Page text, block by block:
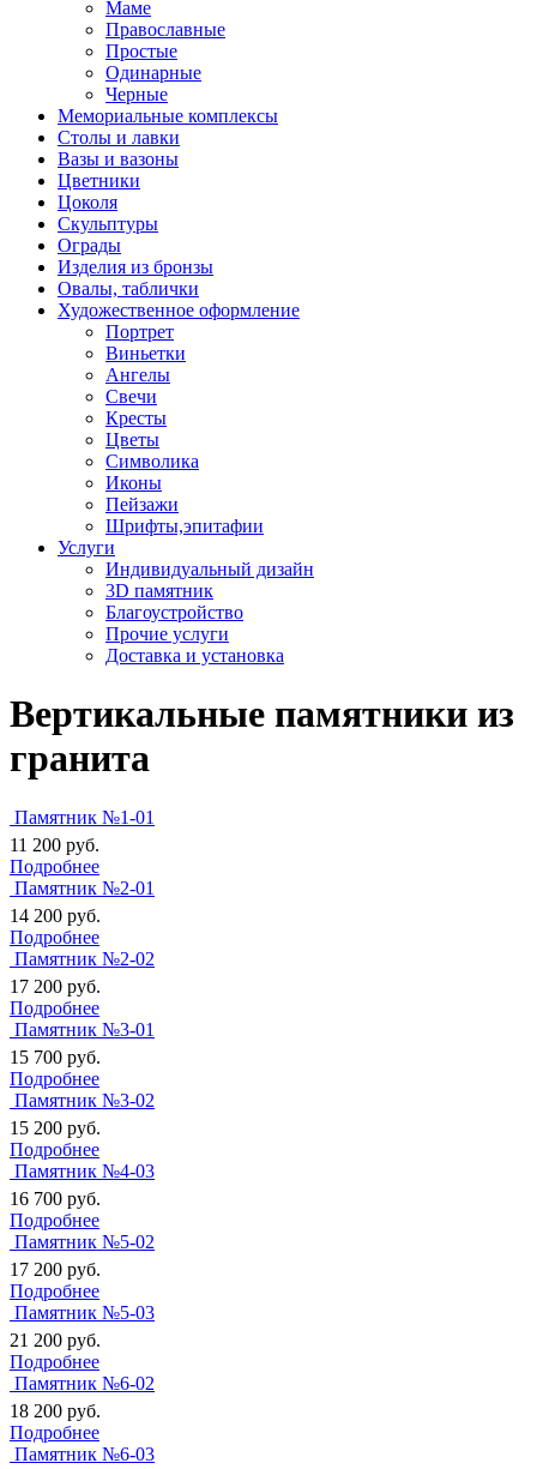
Маме
Православные
Простые
Одинарные
Черные
Мемориальные комплексы
Столы и лавки
Вазы и вазоны
Цветники
Цоколя
Скульптуры
Ограды
Изделия из бронзы
Овалы, таблички
Художественное оформление
Портрет
Виньетки
Ангелы
Свечи
Кресты
Цветы
Символика
Иконы
Пейзажи
Шрифты,эпитафии
Услуги
Индивидуальный дизайн
3D памятник
Благоустройство
Прочие услуги
Доставка и установка
Вертикальные памятники из
гранита
Памятник №1-01
11 200 руб.
Подробнее
Памятник №2-01
14 200 руб.
Подробнее
Памятник №2-02
17 200 руб.
Подробнее
Памятник №3-01
15 700 руб.
Подробнее
Памятник №3-02
15 200 руб.
Подробнее
Памятник №4-03
16 700 руб.
Подробнее
Памятник №5-02
17 200 руб.
Подробнее
Памятник №5-03
21 200 руб.
Подробнее
Памятник №6-02
18 200 руб.
Подробнее
Памятник №6-03